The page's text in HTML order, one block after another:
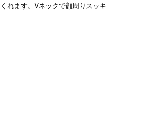
れます。Vネックで顔周りスッキ